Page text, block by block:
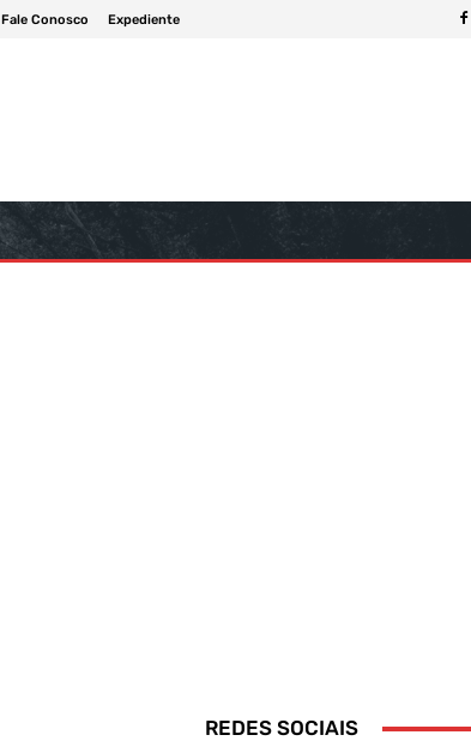
Fale Conosco Expediente
REDES SOCIAIS